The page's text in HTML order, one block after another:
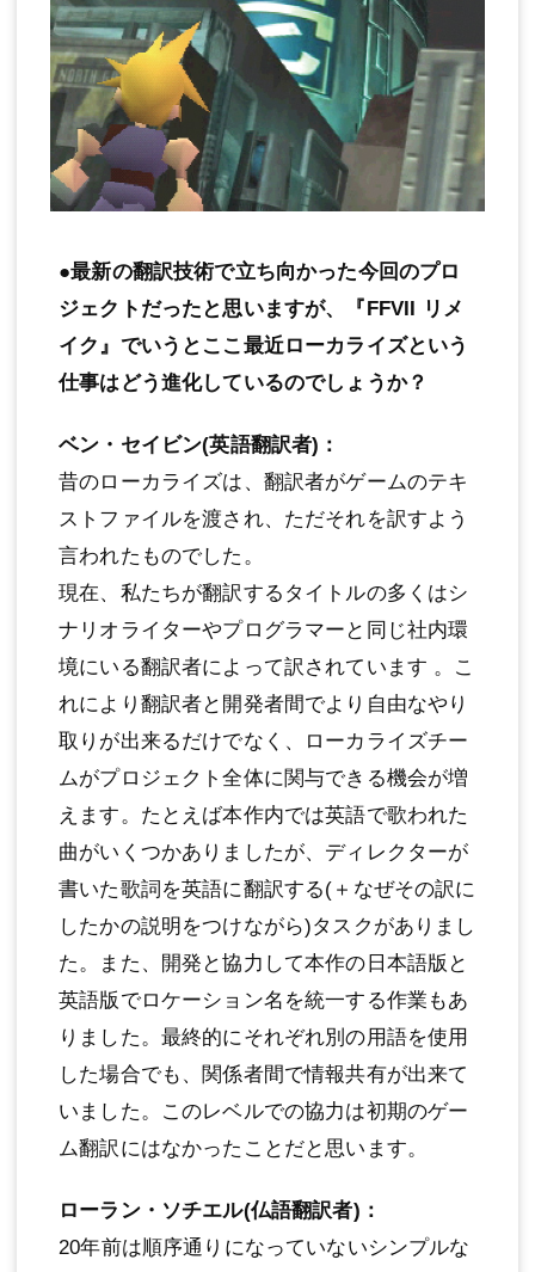
●最新の翻訳技術で立ち向かった今回のプロ
ジェクトだったと思いますが、『FFVII リメ
イク』でいうとここ最近ローカライズという
仕事はどう進化しているのでしょうか？
ベン・セイビン(英語翻訳者)：
昔のローカライズは、翻訳者がゲームのテキ
ストファイルを渡され、ただそれを訳すよう
言われたものでした。
現在、私たちが翻訳するタイトルの多くはシ
ナリオライターやプログラマーと同じ社内環
境にいる翻訳者によって訳されています 。こ
れにより翻訳者と開発者間でより自由なやり
取りが出来るだけでなく、ローカライズチー
ムがプロジェクト全体に関与できる機会が増
えます。たとえば本作内では英語で歌われた
曲がいくつかありましたが、ディレクターが
書いた歌詞を英語に翻訳する(＋なぜその訳に
したかの説明をつけながら)タスクがありまし
た。また、開発と協力して本作の日本語版と
英語版でロケーション名を統一する作業もあ
りました。最終的にそれぞれ別の用語を使用
した場合でも、関係者間で情報共有が出来て
いました。このレベルでの協力は初期のゲー
ム翻訳にはなかったことだと思います。
ローラン・ソチエル(仏語翻訳者)：
20年前は順序通りになっていないシンプルな